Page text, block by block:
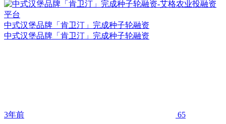
中式汉堡品牌「肯卫汀」完成种子轮融资
中式汉堡品牌「肯卫汀」完成种子轮融资
3年前 65